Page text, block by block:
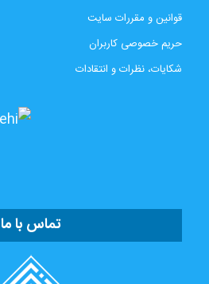
قوانین و مقررات سایت
حریم خصوصی کاربران
شکایات، نظرات و انتقادات
تماس با ما